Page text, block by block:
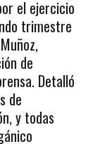
el ejercicio
trimestre
de
Detalló
de
y todas